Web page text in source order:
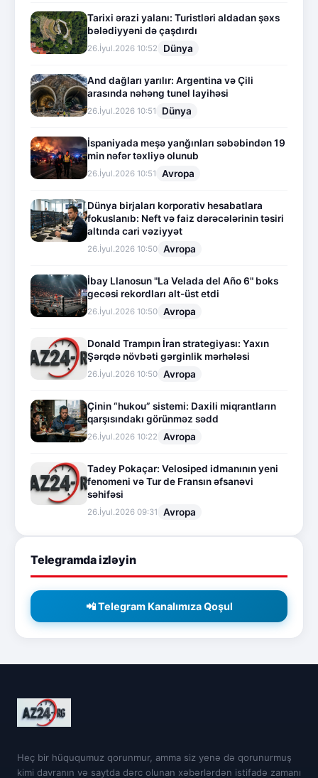
Tarixi ərazi yalanı: Turistləri aldadan şəxs
bələdiyyəni də çaşdırdı
26.İyul.2026 10:52 Dünya
And dağları yarılır: Argentina və Çili
arasında nəhəng tunel layihəsi
26.İyul.2026 10:51 Dünya
İspaniyada meşə yanğınları səbəbindən 19
min nəfər təxliyə olunub
26.İyul.2026 10:51 Avropa
Dünya birjaları korporativ hesabatlara
fokuslanıb: Neft və faiz dərəcələrinin təsiri
altında cari vəziyyət
26.İyul.2026 10:50 Avropa
İbay Llanosun "La Velada del Año 6" boks
gecəsi rekordları alt-üst etdi
26.İyul.2026 10:50 Avropa
Donald Trampın İran strategiyası: Yaxın
Şərqdə növbəti gərginlik mərhələsi
26.İyul.2026 10:50 Avropa
Çinin “hukou” sistemi: Daxili miqrantların
qarşısındakı görünməz sədd
26.İyul.2026 10:22 Avropa
Tadey Pokaçar: Velosiped idmanının yeni
fenomeni və Tur de Fransın əfsanəvi
səhifəsi
26.İyul.2026 09:31 Avropa
Telegramda izləyin
📲 Telegram Kanalımıza Qoşul
Heç bir hüququmuz qorunmur, amma siz yenə də qorunurmuş
kimi davranın və saytda dərc olunan xəbərlərdən istifadə zamanı